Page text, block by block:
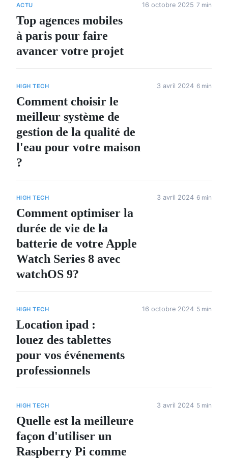
ACTU
Top agences mobiles
à paris pour faire
avancer votre projet
16 octobre 2025 7 min
HIGH TECH
Comment choisir le
meilleur système de
gestion de la qualité de
l'eau pour votre maison
?
3 avril 2024 6 min
HIGH TECH
Comment optimiser la
durée de vie de la
batterie de votre Apple
Watch Series 8 avec
watchOS 9?
3 avril 2024 6 min
HIGH TECH
Location ipad :
louez des tablettes
pour vos événements
professionnels
16 octobre 2024 5 min
HIGH TECH
Quelle est la meilleure
façon d'utiliser un
Raspberry Pi comme
3 avril 2024 5 min